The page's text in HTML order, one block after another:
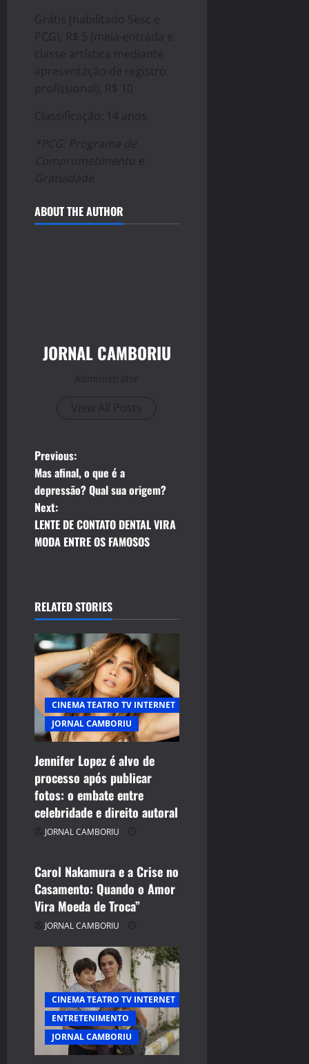
Grátis (habilitado Sesc e
PCG), R$ 5 (meia-entrada e
classe artística mediante
apresentação de registro
profissional), R$ 10
Classificação: 14 anos
*PCG: Programa de
Comprometimento e
Gratuidade
ABOUT THE AUTHOR
JORNAL CAMBORIU
Administrator
View All Posts
P
o
s
t
a
v
i
g
a
t
i
o
n
Previous:
Mas afinal, o que é a
depressão? Qual sua origem?
Next:
LENTE DE CONTATO DENTAL VIRA
MODA ENTRE OS FAMOSOS
RELATED STORIES
CINEMA TEATRO TV INTERNET
JORNAL CAMBORIU
Jennifer Lopez é alvo de
processo após publicar
fotos: o embate entre
celebridade e direito autoral
JORNAL CAMBORIU
CELEBRIDADES
CINEMA TEATRO TV INTERNET
ENTRETENIMENTO
JORNAL CAMBORIU
Carol Nakamura e a Crise no
Casamento: Quando o Amor
Vira Moeda de Troca”
JORNAL CAMBORIU
CINEMA TEATRO TV INTERNET
ENTRETENIMENTO
JORNAL CAMBORIU